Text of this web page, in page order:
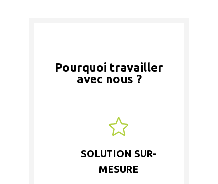
Pourquoi travailler
avec nous ?
SOLUTION SUR-
MESURE